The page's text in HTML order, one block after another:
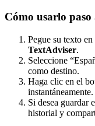
Cómo usarlo paso
Pegue su texto
TextAdviser.
Seleccione
como destino.
Haga clic en el
instantáneamente.
Si desea guardar
historial y